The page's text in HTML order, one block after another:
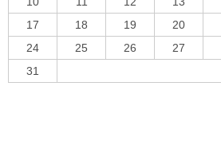
17
18 19 20
24
25 26 27
31